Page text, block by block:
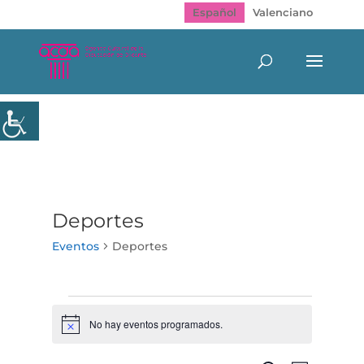
Español Valenciano
Deportes
Eventos Deportes
Aviso No hay eventos programados.